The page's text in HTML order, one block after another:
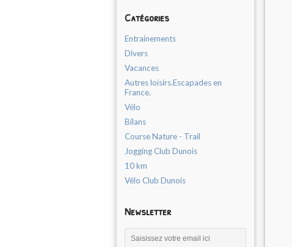
Catégories
Entrainements
Divers
Vacances
Autres loisirs.Escapades en
France.
Vélo
Bilans
Course Nature - Trail
Jogging Club Dunois
10 km
Vélo Club Dunois
Newsletter